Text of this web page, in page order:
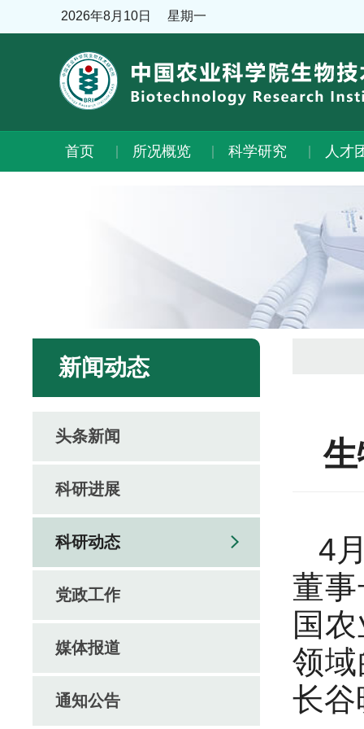
2026年8月10日 星期一
首页 所况概览 科学研究 人才
新闻动态
头条新闻
科研进展
科研动态
党政工作
媒体报道
通知公告
4
董
国
领
长谷